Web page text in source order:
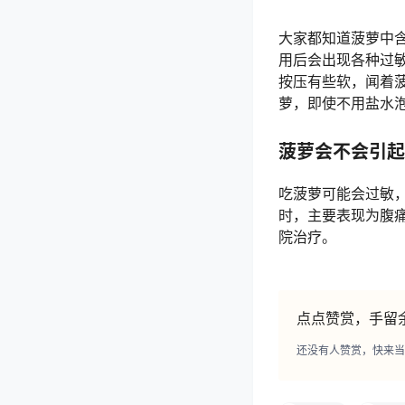
大家都知道菠萝中
用后会出现各种过
按压有些软，闻着
萝，即使不用盐水
菠萝会不会引
吃菠萝可能会过敏
时，主要表现为腹
院治疗。
点点赞赏，手留
还没有人赞赏，快来